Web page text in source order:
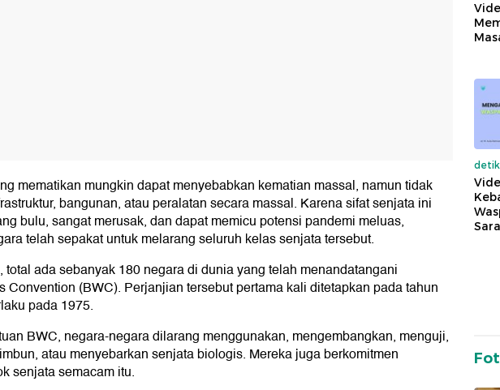
mematikan mungkin dapat menyebabkan kematian massal, namun tidak
bangunan, atau peralatan secara massal. Karena sifat senjata ini
bulu, sangat merusak, dan dapat memicu potensi pandemi meluas,
telah sepakat untuk melarang seluruh kelas senjata tersebut.
total ada sebanyak 180 negara di dunia yang telah menandatangani
Convention (BWC). Perjanjian tersebut pertama kali ditetapkan pada tahun
pada 1975.
BWC, negara-negara dilarang menggunakan, mengembangkan, menguji,
atau menyebarkan senjata biologis. Mereka juga berkomitmen
senjata semacam itu.